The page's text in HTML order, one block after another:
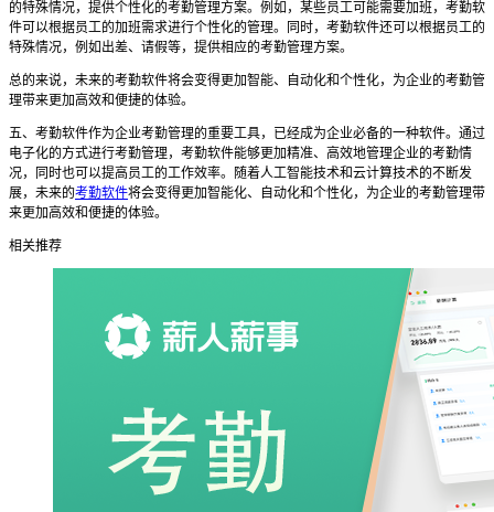
的特殊情况，提供个性化的考勤管理方案。例如，某些员工可能需要加班，考勤软
件可以根据员工的加班需求进行个性化的管理。同时，考勤软件还可以根据员工的
特殊情况，例如出差、请假等，提供相应的考勤管理方案。
总的来说，未来的考勤软件将会变得更加智能、自动化和个性化，为企业的考勤管
理带来更加高效和便捷的体验。
五、考勤软件作为企业考勤管理的重要工具，已经成为企业必备的一种软件。通过
电子化的方式进行考勤管理，考勤软件能够更加精准、高效地管理企业的考勤情
况，同时也可以提高员工的工作效率。随着人工智能技术和云计算技术的不断发
展，未来的考勤软件将会变得更加智能化、自动化和个性化，为企业的考勤管理带
来更加高效和便捷的体验。
相关推荐